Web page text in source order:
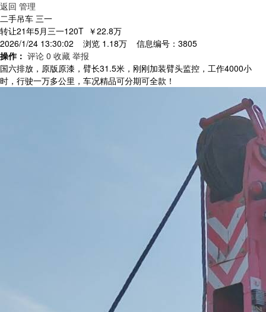
返回 管理
二手吊车 三一
转让21年5月三一120T ￥22.8万
2026/1/24 13:30:02 浏览 1.18万 信息编号：3805
操作： 评论 0 收藏 举报
国六排放，原版原漆，臂长31.5米，刚刚加装臂头监控，工作4000小
时，行驶一万多公里，车况精品可分期可全款！